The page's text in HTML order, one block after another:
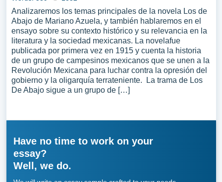
Analizaremos los temas principales de la novela Los de
Abajo de Mariano Azuela, y también hablaremos en el
ensayo sobre su contexto histórico y su relevancia en la
literatura y la sociedad mexicanas. La novelafue
publicada por primera vez en 1915 y cuenta la historia
de un grupo de campesinos mexicanos que se unen a la
Revolución Mexicana para luchar contra la opresión del
gobierno y la oligarquía terrateniente. La trama de Los
De Abajo sigue a un grupo de […]
Have no time to work on your
essay?
Well, we do.